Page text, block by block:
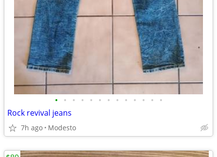
• • • • • • • • • • • • •
Rock revival jeans
7h ago Modesto